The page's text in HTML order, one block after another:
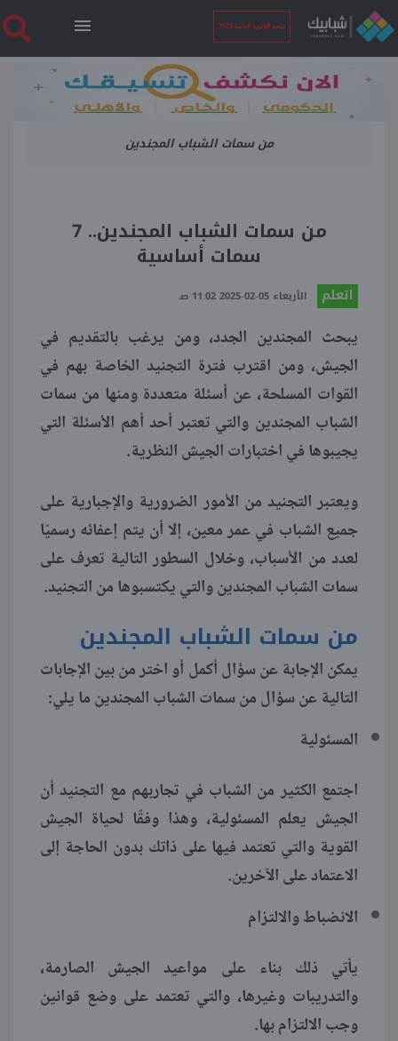
نتيجة الثانوية العامة 2026
الرئيسية
نتيجة الثانوية العامة 2026
فنجان قهوة
ملفات
منوعات
من سمات الشباب المجندين
من سمات الشباب المجندين.. 7
سمات أساسية
اتعلم الأربعاء 05-02-2025 11:02 صـ
يبحث المجندين الجدد، ومن يرغب بالتقديم في
الجيش، ومن اقترب فترة التجنيد الخاصة بهم في
القوات المسلحة، عن أسئلة متعددة ومنها من سمات
الشباب المجندين والتي تعتبر أحد أهم الأسئلة التي
يجيبوها في اختبارات الجيش النظرية.
ويعتبر التجنيد من الأمور الضرورية والإجبارية على
جميع الشباب في عمر معين، إلا أن يتم إعفائه رسميًا
لعدد من الأسباب، وخلال السطور التالية تعرف على
سمات الشباب المجندين والتي يكتسبوها من التجنيد.
من سمات الشباب المجندين
يمكن الإجابة عن سؤال أكمل أو اختر من بين الإجابات
التالية عن سؤال من سمات الشباب المجندين ما يلي:
المسئولية
اجتمع الكثير من الشباب في تجاربهم مع التجنيد أن
الجيش يعلم المسئولية، وهذا وفقًا لحياة الجيش
القوية والتي تعتمد فيها على ذاتك بدون الحاجة إلى
الاعتماد على الآخرين.
الانضباط والالتزام
يأتي ذلك بناء على مواعيد الجيش الصارمة،
والتدريبات وغيرها، والتي تعتمد على وضع قوانين
وجب الالتزام بها.